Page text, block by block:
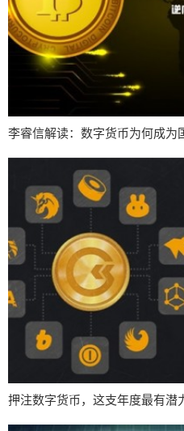
李睿信解读：数字货币为何成为
押注数字货币，这支年度最有潜